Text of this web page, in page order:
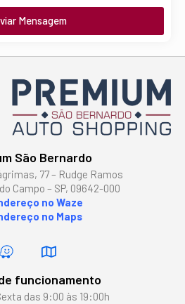
Mensagem
São Bernardo
77 – Rudge Ramos
Campo – SP, 09642-000
no Waze
no Maps
funcionamento
das 9:00 às 19:00h